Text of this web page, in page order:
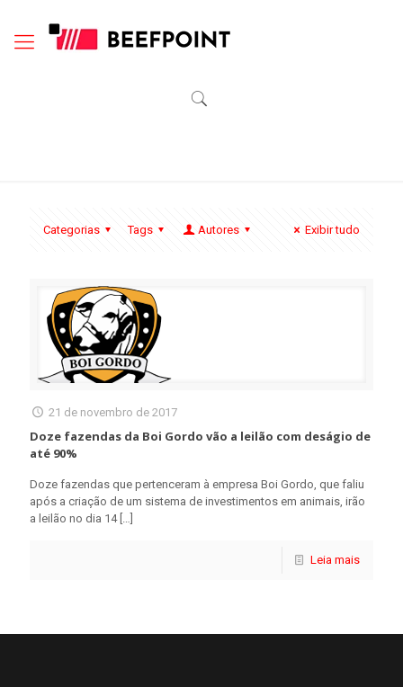
Categorias Tags Autores Exibir tudo
21 de novembro de 2017
Doze fazendas da Boi Gordo vão a leilão com deságio de
até 90%
Doze fazendas que pertenceram à empresa Boi Gordo, que faliu
após a criação de um sistema de investimentos em animais, irão
a leilão no dia 14[…]
Leia mais